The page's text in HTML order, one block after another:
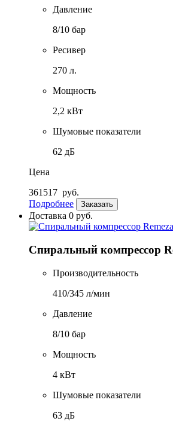
Давление
8/10 бар
Ресивер
270 л.
Мощность
2,2 кВт
Шумовые показатели
62 дБ
Цена
361517 руб.
Подробнее
Заказать
Доставка 0 руб.
Спиральный компрессор
Производительность
410/345 л/мин
Давление
8/10 бар
Мощность
4 кВт
Шумовые показатели
63 дБ